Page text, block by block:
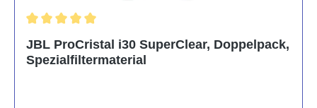
JBL ProCristal i30 SuperClear, Doppelpack,
Spezialfiltermaterial